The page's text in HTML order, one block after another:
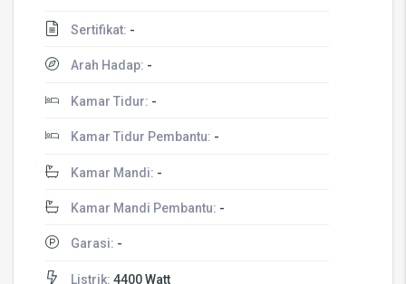
Sertifikat: -
Arah Hadap: -
Kamar Tidur: -
Kamar Tidur Pembantu: -
Kamar Mandi: -
Kamar Mandi Pembantu: -
Garasi: -
Listrik: 4400 Watt